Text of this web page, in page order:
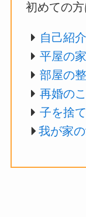
初めての
自己紹介
平屋の家
部屋の
再婚の
子を捨
我が家